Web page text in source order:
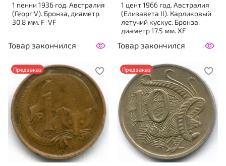
1 пенни 1936 год. Австралия
(Георг V). Бронза, диаметр
30.8 мм. F-VF
Товар закончился
1 цент 1966 год. Австралия
(Елизавета II). Карликовый
летучий кускус. Бронза,
диаметр 17.5 мм. XF
Товар закончился
Предзаказ Предзаказ